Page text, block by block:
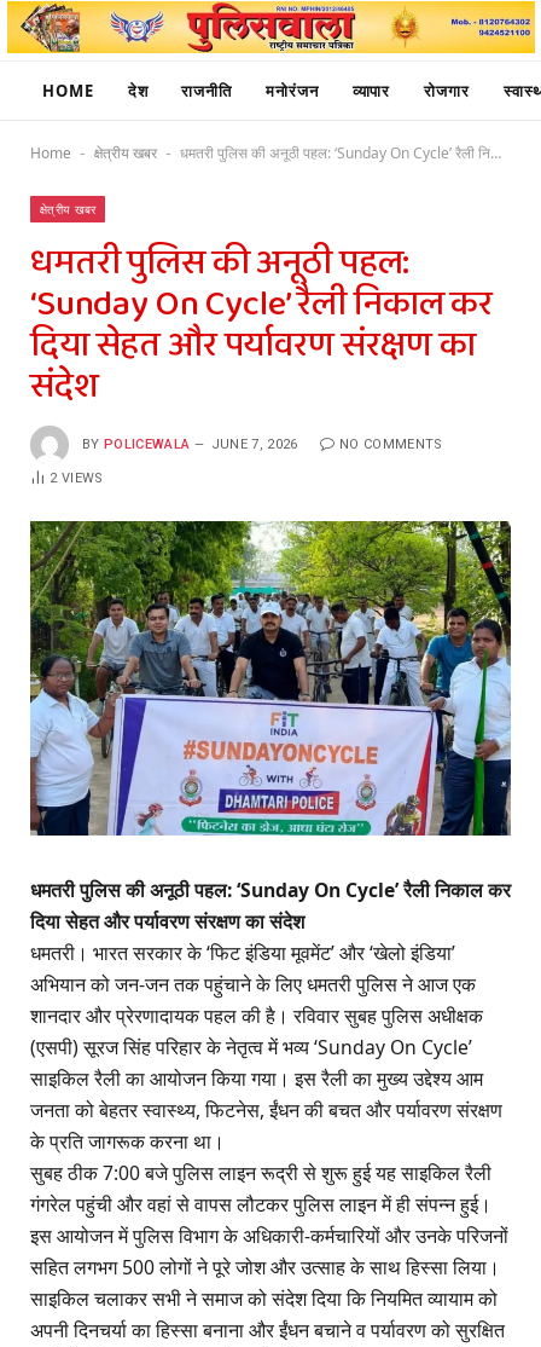
HOME देश राजनीति मनोरंजन व्यापार रोजगार
Home - क्षेत्रीय खबर - धमतरी पुलिस की अनूठी पहल: ‘Sunday On Cycle’ रैली निकाल कर दिया सेहत और पर्यावरण संरक्षण का संदेश
क्षेत्रीय खबर
धमतरी पुलिस की अनूठी पहल:
‘Sunday On Cycle’ रैली निकाल कर
दिया सेहत और पर्यावरण संरक्षण का
संदेश
BY POLICEWALA JUNE 7, 2026 NO COMMENTS
2VIEWS
धमतरी पुलिस की अनूठी पहल: ‘Sunday On Cycle’ रैली निकाल कर
दिया सेहत और पर्यावरण संरक्षण का संदेश
​धमतरी। भारत सरकार के ‘फिट इंडिया मूवमेंट’ और ‘खेलो इंडिया’
अभियान को जन-जन तक पहुंचाने के लिए धमतरी पुलिस ने आज एक
शानदार और प्रेरणादायक पहल की है। रविवार सुबह पुलिस अधीक्षक
(एसपी) सूरज सिंह परिहार के नेतृत्व में भव्य ‘Sunday On Cycle’
साइकिल रैली का आयोजन किया गया। इस रैली का मुख्य उद्देश्य आम
जनता को बेहतर स्वास्थ्य, फिटनेस, ईंधन की बचत और पर्यावरण संरक्षण
के प्रति जागरूक करना था।
​सुबह ठीक 7:00 बजे पुलिस लाइन रूद्री से शुरू हुई यह साइकिल रैली
गंगरेल पहुंची और वहां से वापस लौटकर पुलिस लाइन में ही संपन्न हुई।
इस आयोजन में पुलिस विभाग के अधिकारी-कर्मचारियों और उनके परिजनों
सहित लगभग 500 लोगों ने पूरे जोश और उत्साह के साथ हिस्सा लिया।
साइकिल चलाकर सभी ने समाज को संदेश दिया कि नियमित व्यायाम को
अपनी दिनचर्या का हिस्सा बनाना और ईंधन बचाने व पर्यावरण को सुरक्षित